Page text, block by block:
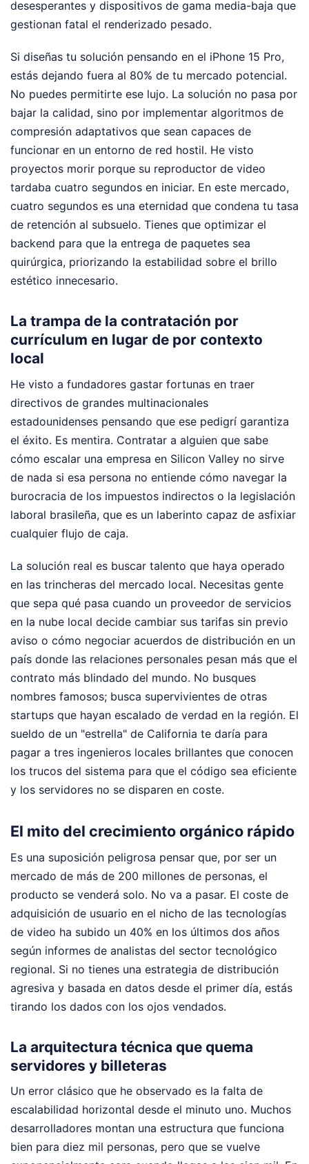
desesperantes y dispositivos de gama media-baja que
gestionan fatal el renderizado pesado.
Si diseñas tu solución pensando en el iPhone 15 Pro,
estás dejando fuera al 80% de tu mercado potencial.
No puedes permitirte ese lujo. La solución no pasa por
bajar la calidad, sino por implementar algoritmos de
compresión adaptativos que sean capaces de
funcionar en un entorno de red hostil. He visto
proyectos morir porque su reproductor de video
tardaba cuatro segundos en iniciar. En este mercado,
cuatro segundos es una eternidad que condena tu tasa
de retención al subsuelo. Tienes que optimizar el
backend para que la entrega de paquetes sea
quirúrgica, priorizando la estabilidad sobre el brillo
estético innecesario.
La trampa de la contratación por
currículum en lugar de por contexto
local
He visto a fundadores gastar fortunas en traer
directivos de grandes multinacionales
estadounidenses pensando que ese pedigrí garantiza
el éxito. Es mentira. Contratar a alguien que sabe
cómo escalar una empresa en Silicon Valley no sirve
de nada si esa persona no entiende cómo navegar la
burocracia de los impuestos indirectos o la legislación
laboral brasileña, que es un laberinto capaz de asfixiar
cualquier flujo de caja.
La solución real es buscar talento que haya operado
en las trincheras del mercado local. Necesitas gente
que sepa qué pasa cuando un proveedor de servicios
en la nube local decide cambiar sus tarifas sin previo
aviso o cómo negociar acuerdos de distribución en un
país donde las relaciones personales pesan más que el
contrato más blindado del mundo. No busques
nombres famosos; busca supervivientes de otras
startups que hayan escalado de verdad en la región. El
sueldo de un "estrella" de California te daría para
pagar a tres ingenieros locales brillantes que conocen
los trucos del sistema para que el código sea eficiente
y los servidores no se disparen en coste.
El mito del crecimiento orgánico rápido
Es una suposición peligrosa pensar que, por ser un
mercado de más de 200 millones de personas, el
producto se venderá solo. No va a pasar. El coste de
adquisición de usuario en el nicho de las tecnologías
de video ha subido un 40% en los últimos dos años
según informes de analistas del sector tecnológico
regional. Si no tienes una estrategia de distribución
agresiva y basada en datos desde el primer día, estás
tirando los dados con los ojos vendados.
La arquitectura técnica que quema
servidores y billeteras
Un error clásico que he observado es la falta de
escalabilidad horizontal desde el minuto uno. Muchos
desarrolladores montan una estructura que funciona
bien para diez mil personas, pero que se vuelve